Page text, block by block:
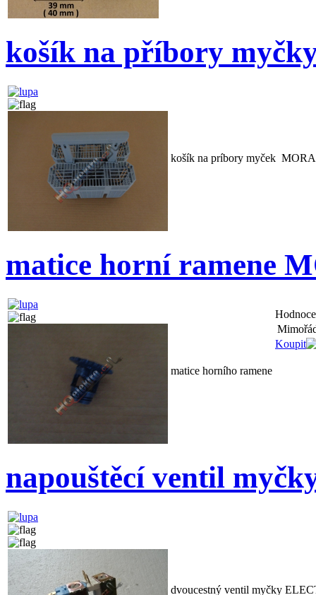
košík na příbory
košík na príbory myček MORA
matice horní ramene
matice horního ramene
Koupit
napouštěcí ventil
dvoucestný ventil myčky